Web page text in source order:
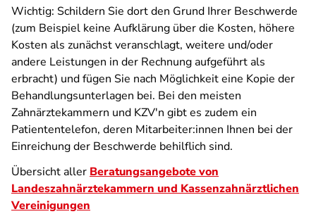
Wichtig: Schildern Sie dort den Grund Ihrer Beschwerde
(zum Beispiel keine Aufklärung über die Kosten, höhere
Kosten als zunächst veranschlagt, weitere und/oder
andere Leistungen in der Rechnung aufgeführt als
erbracht) und fügen Sie nach Möglichkeit eine Kopie der
Behandlungsunterlagen bei. Bei den meisten
Zahnärztekammern und KZV'n gibt es zudem ein
Patiententelefon, deren Mitarbeiter:innen Ihnen bei der
Einreichung der Beschwerde behilflich sind.
Übersicht aller Beratungsangebote von
Landeszahnärztekammern und Kassenzahnärztlichen
Vereinigungen